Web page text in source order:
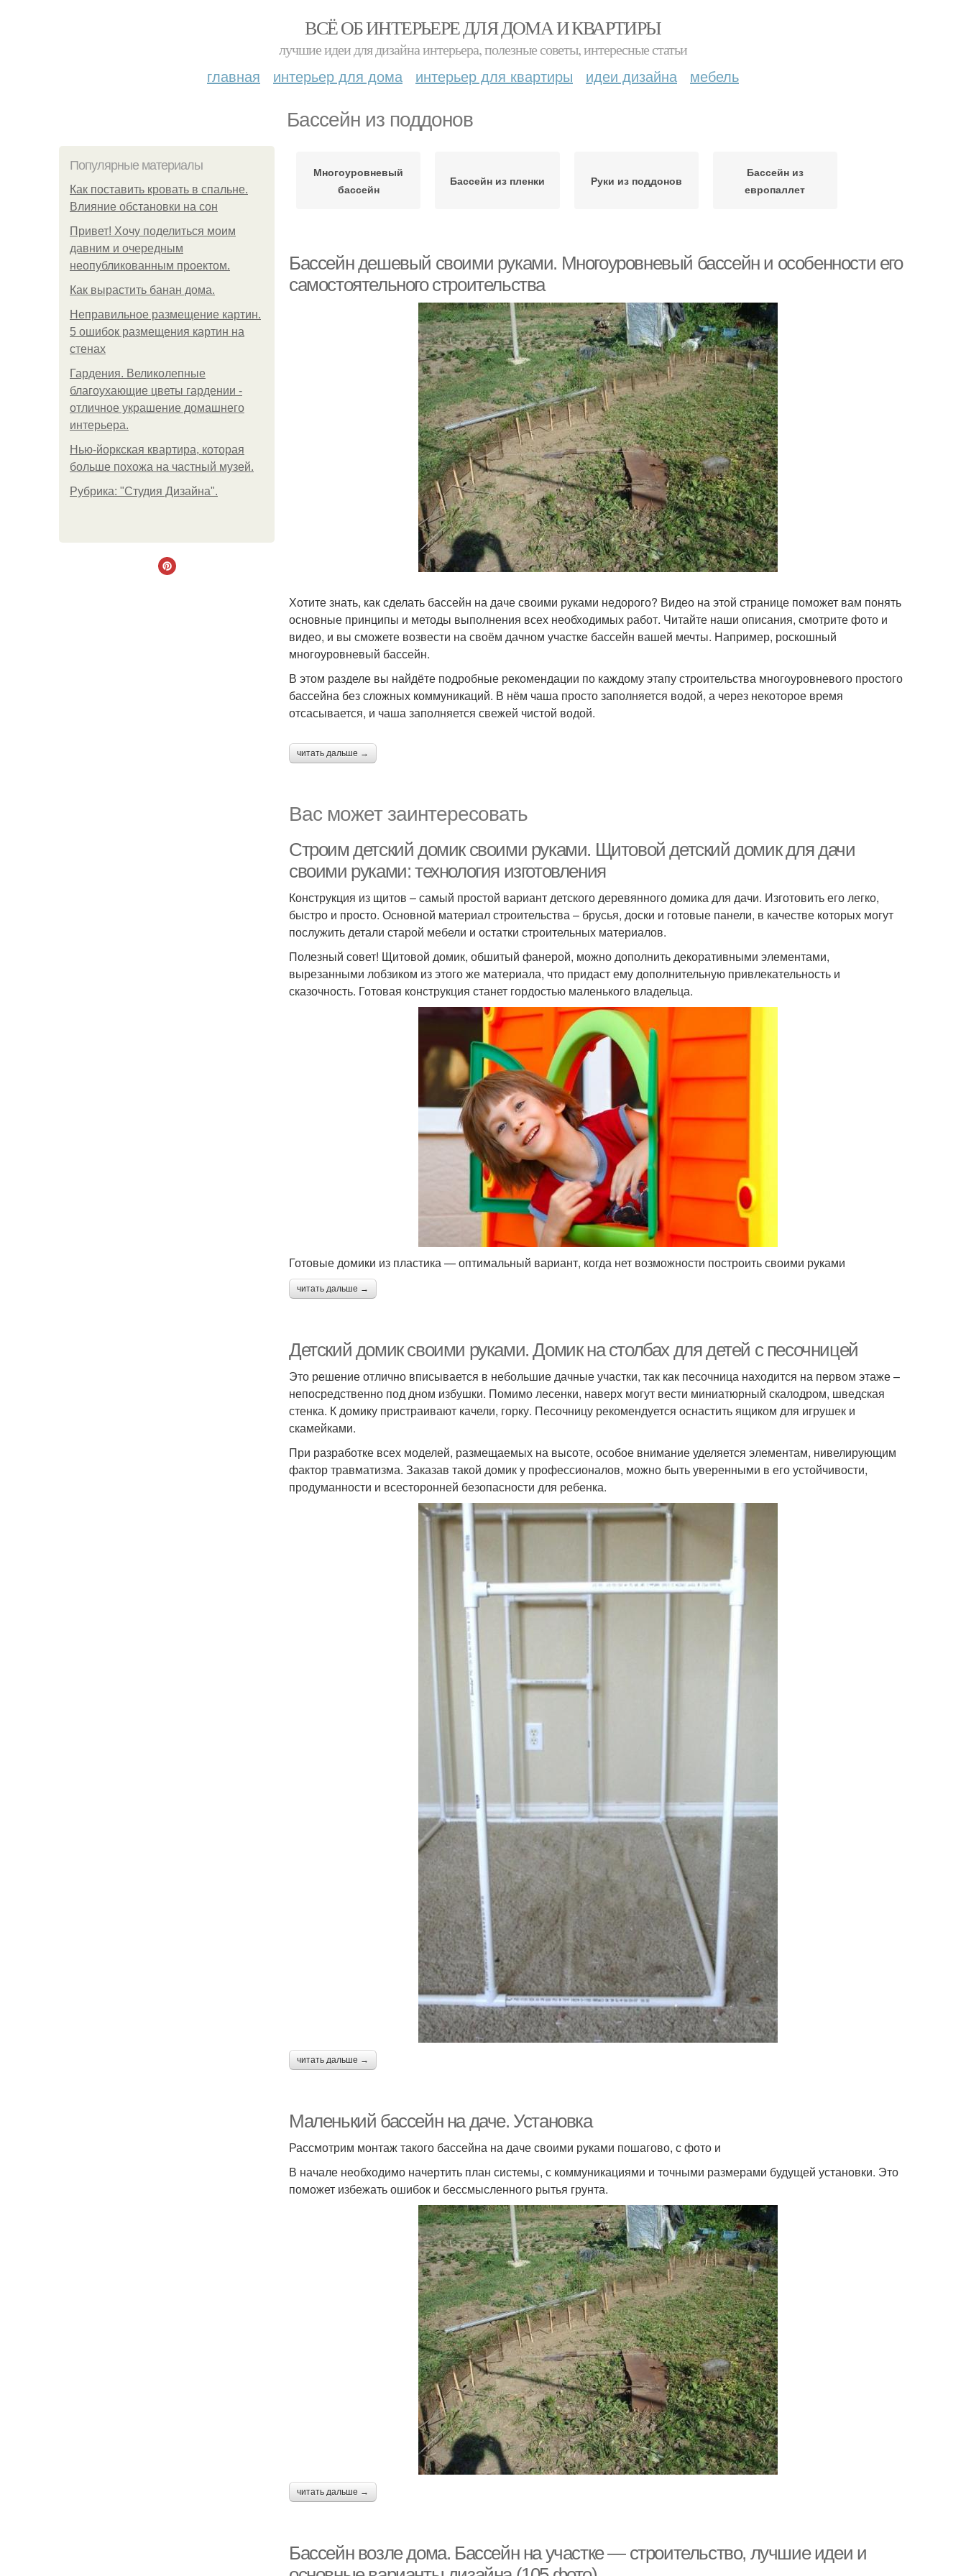
ВСЁ ОБ ИНТЕРЬЕРЕ ДЛЯ ДОМА И КВАРТИРЫ
лучшие идеи для дизайна интерьера, полезные советы, интересные статьи
главная интерьер для дома интерьер для квартиры идеи дизайна мебель
Бассейн из поддонов
Популярные материалы
Как поставить кровать в спальне.
Влияние обстановки на сон
Привет! Хочу поделиться моим
давним и очередным
неопубликованным проектом.
Как вырастить банан дома.
Неправильное размещение картин.
5 ошибок размещения картин на
стенах
Гардения. Великолепные
благоухающие цветы гардении -
отличное украшение домашнего
интерьера.
Нью-йоркская квартира, которая
больше похожа на частный музей.
Рубрика: "Студия Дизайна".
Многоуровневый
бассейн
Бассейн из пленки Руки из поддонов
Бассейн из
европаллет
Бассейн дешевый своими руками. Многоуровневый бассейн и особенности его
самостоятельного строительства
Хотите знать, как сделать бассейн на даче своими руками недорого? Видео на этой странице поможет вам понять
основные принципы и методы выполнения всех необходимых работ. Читайте наши описания, смотрите фото и
видео, и вы сможете возвести на своём дачном участке бассейн вашей мечты. Например, роскошный
многоуровневый бассейн.
В этом разделе вы найдёте подробные рекомендации по каждому этапу строительства многоуровневого простого
бассейна без сложных коммуникаций. В нём чаша просто заполняется водой, а через некоторое время
отсасывается, и чаша заполняется свежей чистой водой.
читать дальше →
Вас может заинтересовать
Строим детский домик своими руками. Щитовой детский домик для дачи
своими руками: технология изготовления
Конструкция из щитов – самый простой вариант детского деревянного домика для дачи. Изготовить его легко,
быстро и просто. Основной материал строительства – брусья, доски и готовые панели, в качестве которых могут
послужить детали старой мебели и остатки строительных материалов.
Полезный совет! Щитовой домик, обшитый фанерой, можно дополнить декоративными элементами,
вырезанными лобзиком из этого же материала, что придаст ему дополнительную привлекательность и
сказочность. Готовая конструкция станет гордостью маленького владельца.
Готовые домики из пластика — оптимальный вариант, когда нет возможности построить своими руками
читать дальше →
Детский домик своими руками. Домик на столбах для детей с песочницей
Это решение отлично вписывается в небольшие дачные участки, так как песочница находится на первом этаже –
непосредственно под дном избушки. Помимо лесенки, наверх могут вести миниатюрный скалодром, шведская
стенка. К домику пристраивают качели, горку. Песочницу рекомендуется оснастить ящиком для игрушек и
скамейками.
При разработке всех моделей, размещаемых на высоте, особое внимание уделяется элементам, нивелирующим
фактор травматизма. Заказав такой домик у профессионалов, можно быть уверенными в его устойчивости,
продуманности и всесторонней безопасности для ребенка.
читать дальше →
Маленький бассейн на даче. Установка
Рассмотрим монтаж такого бассейна на даче своими руками пошагово, с фото и
В начале необходимо начертить план системы, с коммуникациями и точными размерами будущей установки. Это
поможет избежать ошибок и бессмысленного рытья грунта.
читать дальше →
Бассейн возле дома. Бассейн на участке — строительство, лучшие идеи и